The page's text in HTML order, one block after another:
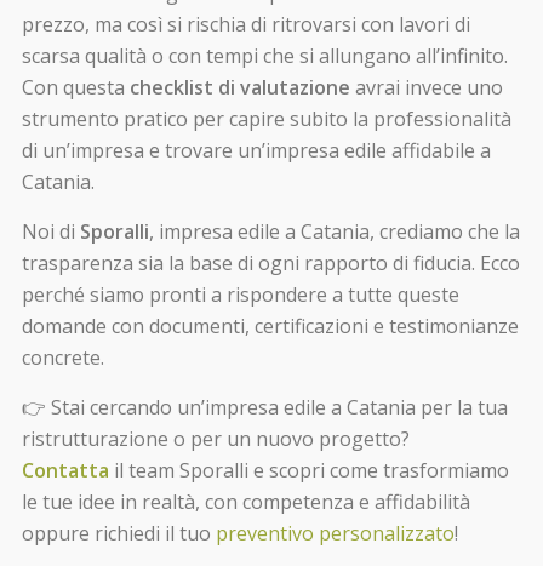
prezzo, ma così si rischia di ritrovarsi con lavori di
scarsa qualità o con tempi che si allungano all’infinito.
Con questa checklist di valutazione avrai invece uno
strumento pratico per capire subito la professionalità
di un’impresa e trovare un’impresa edile affidabile a
Catania.
Noi di Sporalli, impresa edile a Catania, crediamo che la
trasparenza sia la base di ogni rapporto di fiducia. Ecco
perché siamo pronti a rispondere a tutte queste
domande con documenti, certificazioni e testimonianze
concrete.
👉 Stai cercando un’impresa edile a Catania per la tua
ristrutturazione o per un nuovo progetto?
Contatta il team Sporalli e scopri come trasformiamo
le tue idee in realtà, con competenza e affidabilità
oppure richiedi il tuo preventivo personalizzato!